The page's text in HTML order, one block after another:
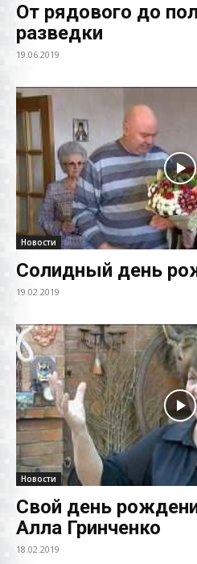
От рядового до
разведки
19.06.2019
Новости
Солидный день
19.02.2019
Новости
Свой день
Алла Гринченко
18.02.2019